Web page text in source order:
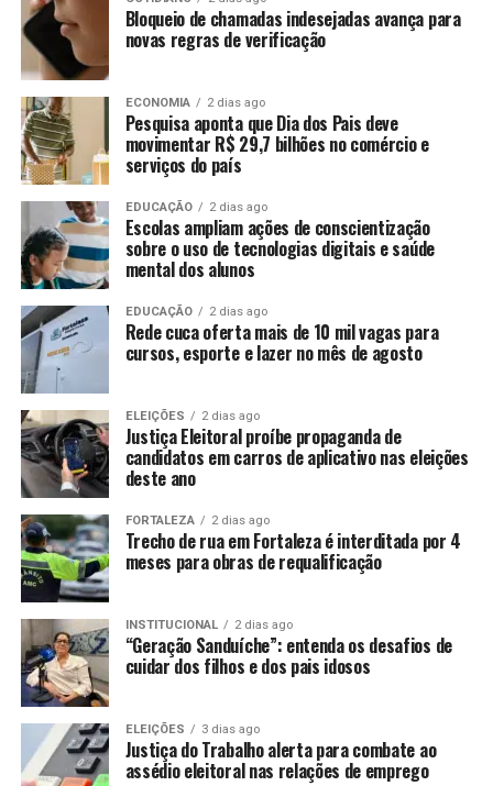
Bloqueio de chamadas indesejadas avança para
novas regras de verificação
ECONOMIA 2 dias ago
Pesquisa aponta que Dia dos Pais deve
movimentar R$ 29,7 bilhões no comércio e
serviços do país
EDUCAÇÃO 2 dias ago
Escolas ampliam ações de conscientização
sobre o uso de tecnologias digitais e saúde
mental dos alunos
EDUCAÇÃO 2 dias ago
Rede cuca oferta mais de 10 mil vagas para
cursos, esporte e lazer no mês de agosto
ELEIÇÕES 2 dias ago
Justiça Eleitoral proíbe propaganda de
candidatos em carros de aplicativo nas eleições
deste ano
FORTALEZA 2 dias ago
Trecho de rua em Fortaleza é interditada por 4
meses para obras de requalificação
INSTITUCIONAL 2 dias ago
“Geração Sanduíche”: entenda os desafios de
cuidar dos filhos e dos pais idosos
ELEIÇÕES 3 dias ago
Justiça do Trabalho alerta para combate ao
assédio eleitoral nas relações de emprego